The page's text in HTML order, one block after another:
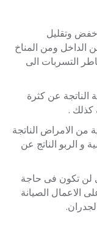
وتقليل
الداخل ومن المناخ
التسربات الى
الناتجة عن كثرة
كذلك .
من الامراض الناتجة
و الربو الناتج عن
لن تكون فى حاجة
الاعمال الصيانة